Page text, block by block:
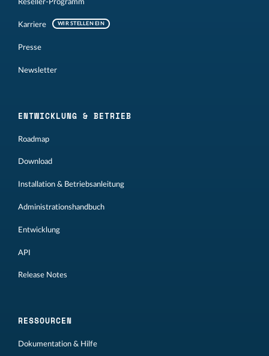
Reseller-Programm
Karriere WIR STELLEN EIN
Presse
Newsletter
ENTWICKLUNG & BETRIEB
Roadmap
Download
Installation & Betriebsanleitung
Administrationshandbuch
Entwicklung
API
Release Notes
RESSOURCEN
Dokumentation & Hilfe